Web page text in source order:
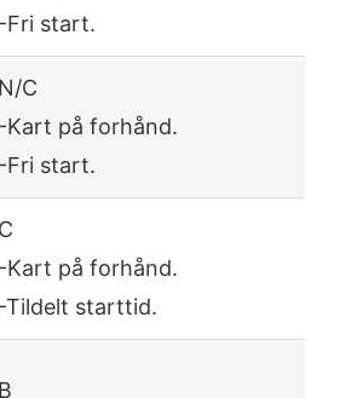
-Fri start.
N/C
-Kart på forhånd.
-Fri start.
C
-Kart på forhånd.
-Tildelt starttid.
B